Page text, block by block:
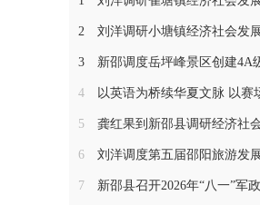
2 刘洋调研小塘镇经济社会发展情况和石马江
3 新邵调度岳坪峰景区创建4A
4 以英语为桥续华夏文脉 以赛场为镜促学子成长——新邵一中学子在省级 “用英
5 龚红果到新邵县调研经济社
6 刘洋调度第五届邵阳旅游发展大会
7 新邵县召开2026年“八一”军